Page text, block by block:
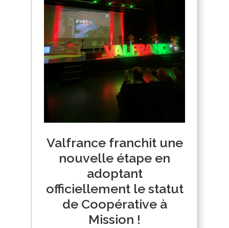
Valfrance franchit une
nouvelle étape en
adoptant
officiellement le statut
de Coopérative à
Mission !